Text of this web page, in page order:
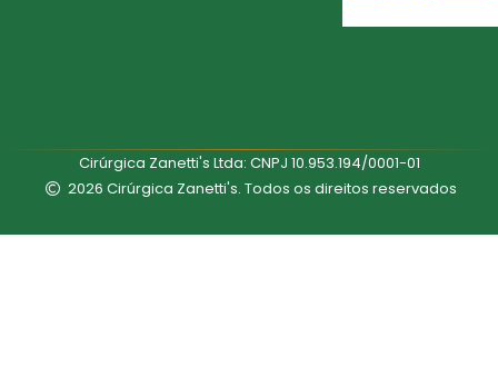
Cirúrgica Zanetti's Ltda: CNPJ 10.953.194/0001-01
2026 Cirúrgica Zanetti's. Todos os direitos reservados